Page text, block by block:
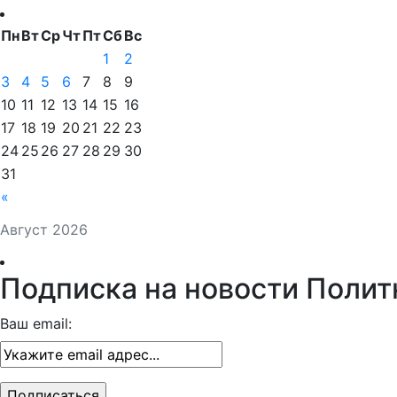
Август 2026
ПнВтСрЧтПтСбВс
«
1
2
3
4 5 6 7 8
9
10 11 12 13 14 15 16
17 18 19 20 21 22 23
24 25 26 27 28 29 30
31
Подписка на новости
Ваш email: